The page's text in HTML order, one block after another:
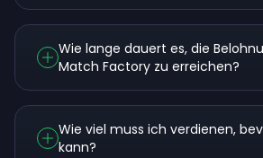
Wie lange dauert es, die
Match Factory zu erreichen?
Wie viel muss ich verdienen,
kann?